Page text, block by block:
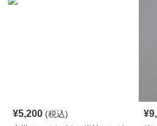
¥5,200 (税込) ¥